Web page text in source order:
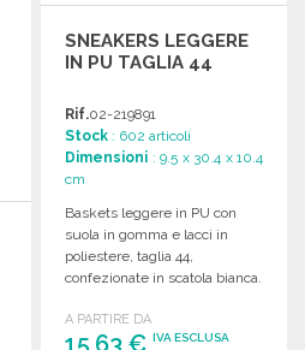
SNEAKERS LEGGERE
IN PU TAGLIA 44
Rif.02-219891
Stock : 602 articoli
Dimensioni : 9.5 x 30.4 x 10.4
cm
Baskets leggere in PU con
suola in gomma e lacci in
poliestere, taglia 44,
confezionate in scatola bianca.
A PARTIRE DA
IVA ESCLUSA